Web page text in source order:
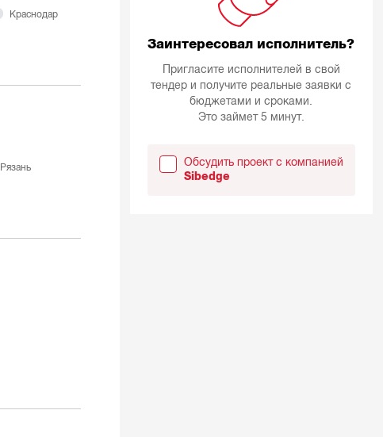
Краснодар
Рязань
Заинтересовал исполнитель?
Пригласите исполнителей в свой
тендер и получите реальные заявки с
бюджетами и сроками.
Это займет 5 минут.
Обсудить проект с компанией
Sibedge